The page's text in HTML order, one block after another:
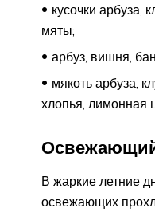
кусочки арбуза,
мяты;
арбуз, вишня,
мякоть арбуза,
хлопья, лимонная
В жаркие летние
освежающих